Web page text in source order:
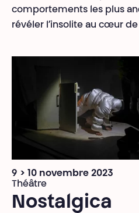
comportements les plus
révéler l’insolite au cœur de
9 > 10 novembre 2023
Théâtre
Nostalgica